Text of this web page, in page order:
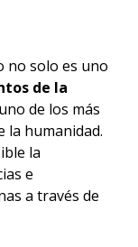
no solo es uno
de la
de los más
la humanidad.
la
e
a través de